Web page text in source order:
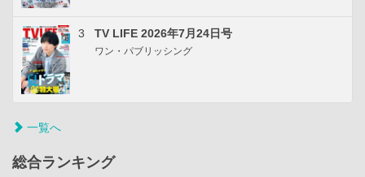
3 TV LIFE 2026年7月24日号
ワン・パブリッシング
一覧へ
総合ランキング